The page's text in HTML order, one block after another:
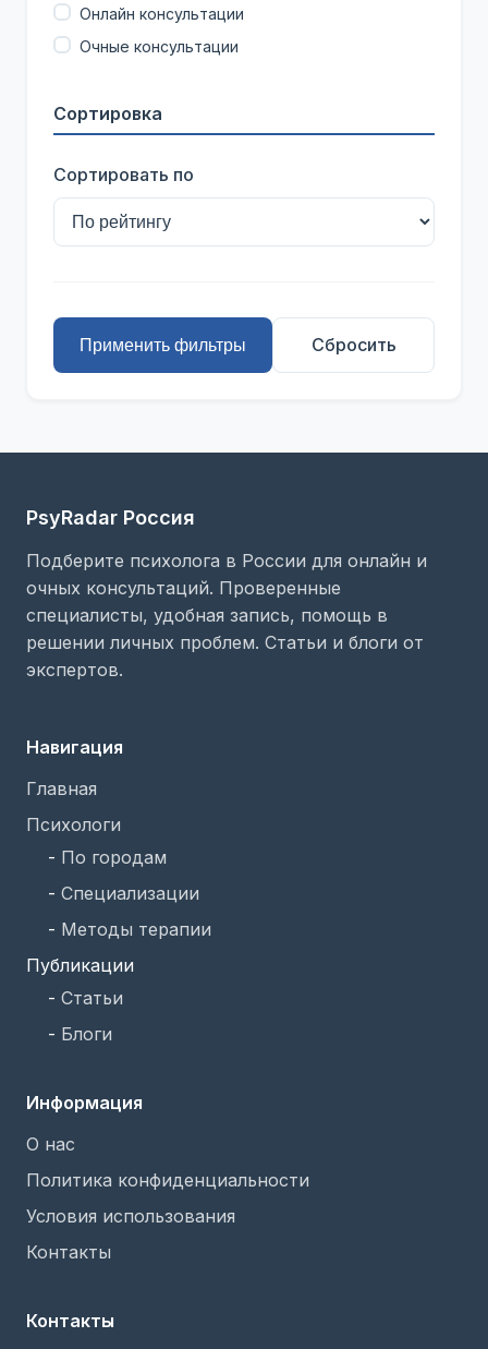
Онлайн консультации
Очные консультации
Сортировка
Сортировать по
Применить фильтры Сбросить
PsyRadar Россия
Подберите психолога в России для онлайн и
очных консультаций. Проверенные
специалисты, удобная запись, помощь в
решении личных проблем. Статьи и блоги от
экспертов.
Навигация
Главная
Психологи
- По городам
- Специализации
- Методы терапии
Публикации
- Статьи
- Блоги
Информация
О нас
Политика конфиденциальности
Условия использования
Контакты
Контакты